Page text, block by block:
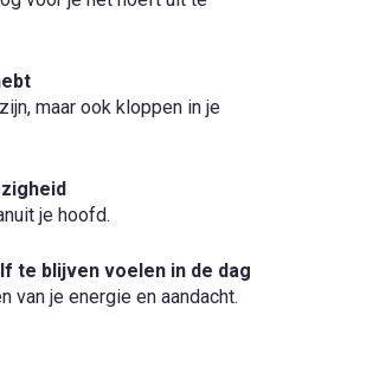
maar ook kloppen in je
je hoofd.
te blijven voelen in de dag
van je energie en aandacht.